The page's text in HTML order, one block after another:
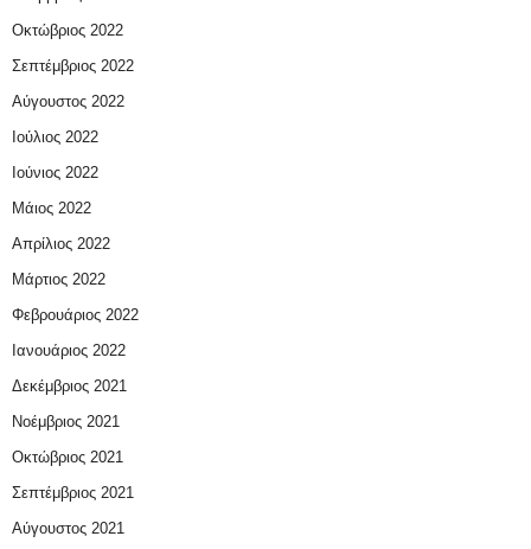
Οκτώβριος 2022
Σεπτέμβριος 2022
Αύγουστος 2022
Ιούλιος 2022
Ιούνιος 2022
Μάιος 2022
Απρίλιος 2022
Μάρτιος 2022
Φεβρουάριος 2022
Ιανουάριος 2022
Δεκέμβριος 2021
Νοέμβριος 2021
Οκτώβριος 2021
Σεπτέμβριος 2021
Αύγουστος 2021